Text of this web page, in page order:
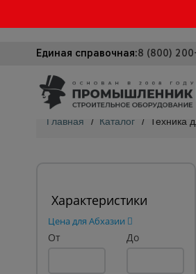
Единая справочная:8 (800)
Главная / Каталог / Техника
Характеристики
Цена для Абхазии
От До